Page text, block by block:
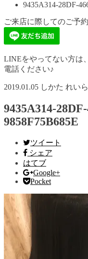
9435A314-28DF-
ご来店に際してのご予
LINEをやってない方は
電話ください♪
2019.01.05 しかた れいら
9435A314-
9858F75B685E
ツイート
シェア
はてブ
Google+
Pocket